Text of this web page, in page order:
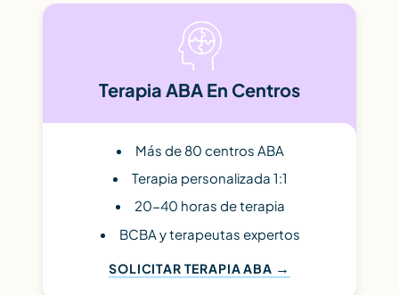
Terapia ABA En Centros
Más de 80 centros ABA
Terapia personalizada 1:1
20-40 horas de terapia
BCBA y terapeutas expertos
SOLICITAR TERAPIA ABA